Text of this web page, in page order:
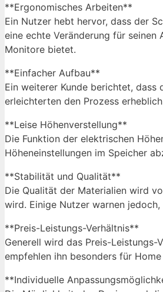
**Ergonomisches Arbeiten**
Ein Nutzer hebt hervor, dass der
eine echte Veränderung für
Monitore bietet.
**Einfacher Aufbau**
Ein weiterer Kunde berichtet,
erleichterten den Prozess
**Leise Höhenverstellung**
Die Funktion der elektrischen
Höheneinstellungen im Speicher
**Stabilität und Qualität**
Die Qualität der Materialien wird
wird. Einige Nutzer warnen
**Preis-Leistungs-Verhältnis**
Generell wird das Preis-Leistungs-
empfehlen ihn besonders für
**Individuelle